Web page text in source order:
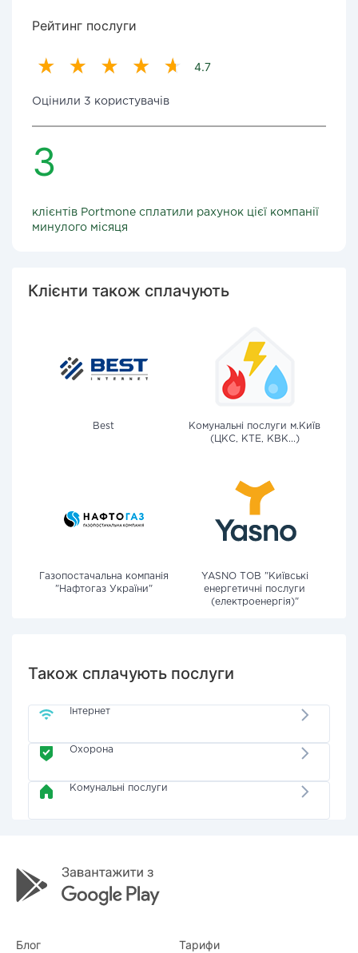
Рейтинг послуги
4.7
Оцінили 3 користувачів
3
клієнтів Portmone сплатили рахунок цієї компанії
минулого місяця
Клієнти також сплачують
Best
Комунальні послуги м.Київ
(ЦКС, КТЕ, КВК...)
Газопостачальна компанія
"Нафтогаз України"
YASNO ТОВ "Київські
енергетичні послуги
(електроенергія)"
Також сплачують послуги
Інтернет
Охорона
Комунальні послуги
Блог Тарифи